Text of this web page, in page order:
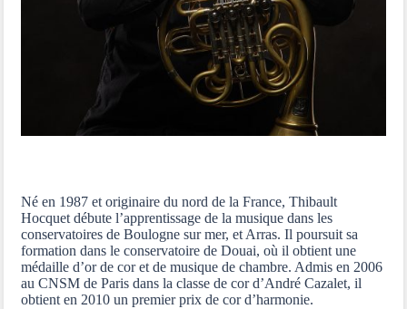
Né en 1987 et originaire du nord de la France, Thibault
Hocquet débute l’apprentissage de la musique dans les
conservatoires de Boulogne sur mer, et Arras. Il poursuit sa
formation dans le conservatoire de Douai, où il obtient une
médaille d’or de cor et de musique de chambre. Admis en 2006
au CNSM de Paris dans la classe de cor d’André Cazalet, il
obtient en 2010 un premier prix de cor d’harmonie.